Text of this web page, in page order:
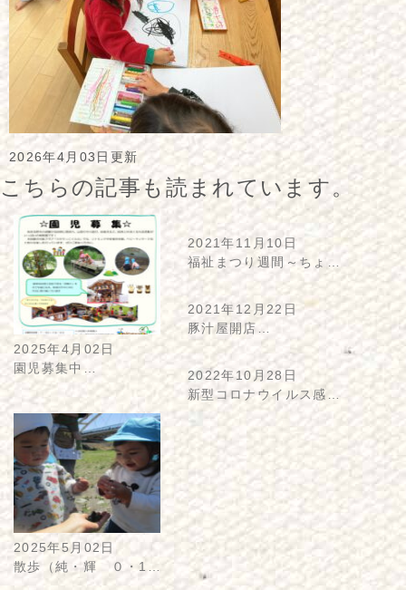
2026年4月03日更新
こちらの記事も読まれています。
2025年4月02日
園児募集中…
2021年11月10日
福祉まつり週間～ちょ…
2021年12月22日
豚汁屋開店…
2022年10月28日
新型コロナウイルス感…
2025年5月02日
散歩（純・輝 ０・1…